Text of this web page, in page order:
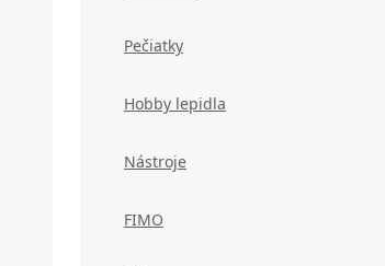
Pečiatky
Hobby lepidla
Nástroje
FIMO